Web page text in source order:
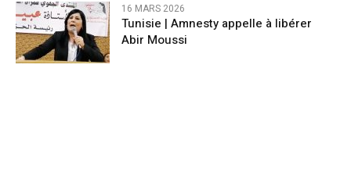
16 MARS 2026
Tunisie | Amnesty appelle à libérer
Abir Moussi